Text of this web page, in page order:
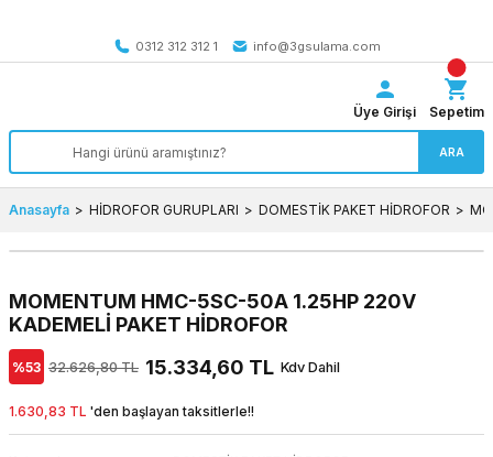
0312 312 312 1
info@3gsulama.com
ARA
Üye Girişi Sepetim
Anasayfa HİDROFOR GURUPLARI DOMESTİK PAKET HİDROFOR
MOMENTUM HMC-5SC-50A 1.25HP 220V
KADEMELİ PAKET HİDROFOR
%53 32.626,80 TL 15.334,60 TL Kdv Dahil
1.630,83 TL 'den başlayan taksitlerle!!